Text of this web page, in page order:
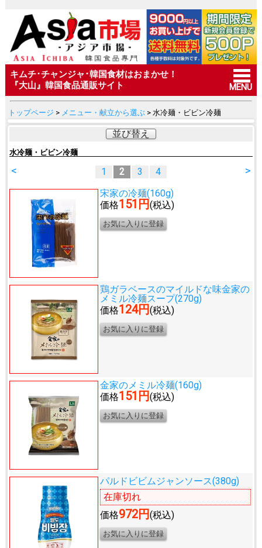
キムチ･チャンジャ･韓国食材はおまかせ！
『大山』韓国食品通販サイト
MENU
トップページ > メニュー・献立から選ぶ> 水冷麺・ビビン冷麺
並び替え
水冷麺・ビビン冷麺
< >
1 2 3
4
宋家の冷麺(160g)
価格151円(税込)
鶏ガラベースのマイルドな味金家の
メミル冷麺スープ(270g)
価格124円(税込)
金家のメミル冷麺(160g)
価格151円(税込)
パルドビビムジャンソース(380g)
在庫切れ
価格972円(税込)